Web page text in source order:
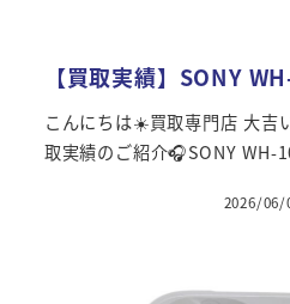
【買取実績】SONY
こんにちは☀️買取専門店 大吉
取実績のご紹介🎧SONY
2026/06/